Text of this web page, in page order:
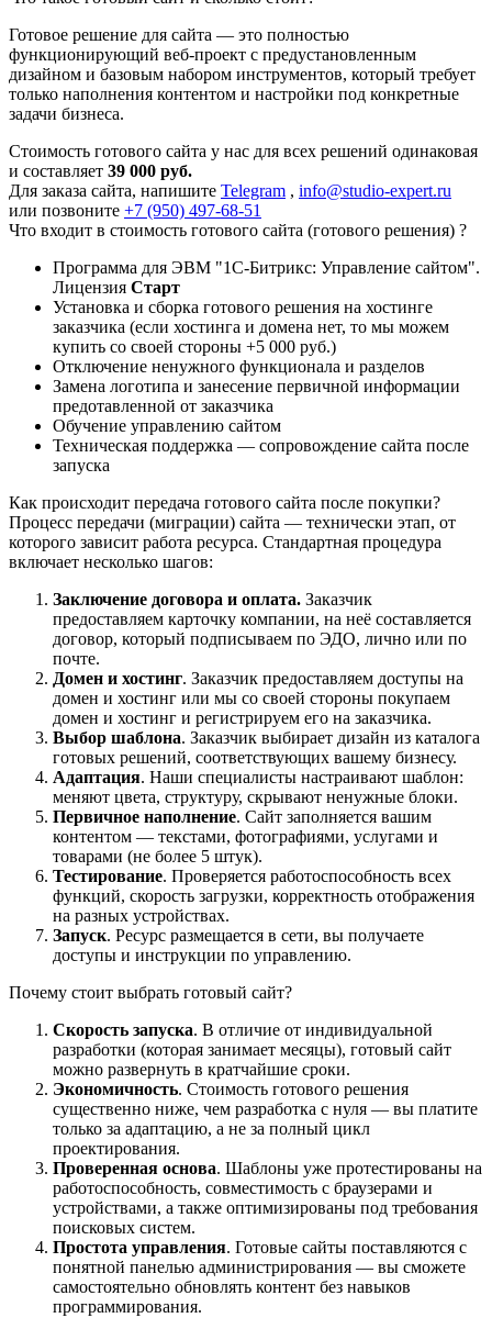
Готовое решение для сайта — это полностью
функционирующий веб-проект с предустановленным
дизайном и базовым набором инструментов, который требует
только наполнения контентом и настройки под конкретные
задачи бизнеса.
Стоимость готового сайта у нас для всех решений одинаковая
и составляет 39 000 руб.
Для заказа сайта, напишите Telegram , info@studio-expert.ru
или позвоните +7 (950) 497-68-51
Что входит в стоимость готового сайта (готового решения) ?
Программа для ЭВМ "1С-Битрикс: Управление сайтом".
Лицензия Старт
Установка и сборка готового решения на хостинге
заказчика (если хостинга и домена нет, то мы можем
купить со своей стороны +5 000 руб.)
Отключение ненужного функционала и разделов
Замена логотипа и занесение первичной информации
предотавленной от заказчика
Обучение управлению сайтом
Техническая поддержка — сопровождение сайта после
запуска
Как происходит передача готового сайта после покупки?
Процесс передачи (миграции) сайта — технически этап, от
которого зависит работа ресурса. Стандартная процедура
включает несколько шагов:
Заключение договора и оплата. Заказчик
предоставляем карточку компании, на неё составляется
договор, который подписываем по ЭДО, лично или по
почте.
Домен и хостинг. Заказчик предоставляем доступы на
домен и хостинг или мы со своей стороны покупаем
домен и хостинг и регистрируем его на заказчика.
Выбор шаблона. Заказчик выбирает дизайн из каталога
готовых решений, соответствующих вашему бизнесу.
Адаптация. Наши специалисты настраивают шаблон:
меняют цвета, структуру, скрывают ненужные блоки.
Первичное наполнение. Сайт заполняется вашим
контентом — текстами, фотографиями, услугами и
товарами (не более 5 штук).
Тестирование. Проверяется работоспособность всех
функций, скорость загрузки, корректность отображения
на разных устройствах.
Запуск. Ресурс размещается в сети, вы получаете
доступы и инструкции по управлению.
Почему стоит выбрать готовый сайт?
Скорость запуска. В отличие от индивидуальной
разработки (которая занимает месяцы), готовый сайт
можно развернуть в кратчайшие сроки.
Экономичность. Стоимость готового решения
существенно ниже, чем разработка с нуля — вы платите
только за адаптацию, а не за полный цикл
проектирования.
Проверенная основа. Шаблоны уже протестированы на
работоспособность, совместимость с браузерами и
устройствами, а также оптимизированы под требования
поисковых систем.
Простота управления. Готовые сайты поставляются с
понятной панелью администрирования — вы сможете
самостоятельно обновлять контент без навыков
программирования.